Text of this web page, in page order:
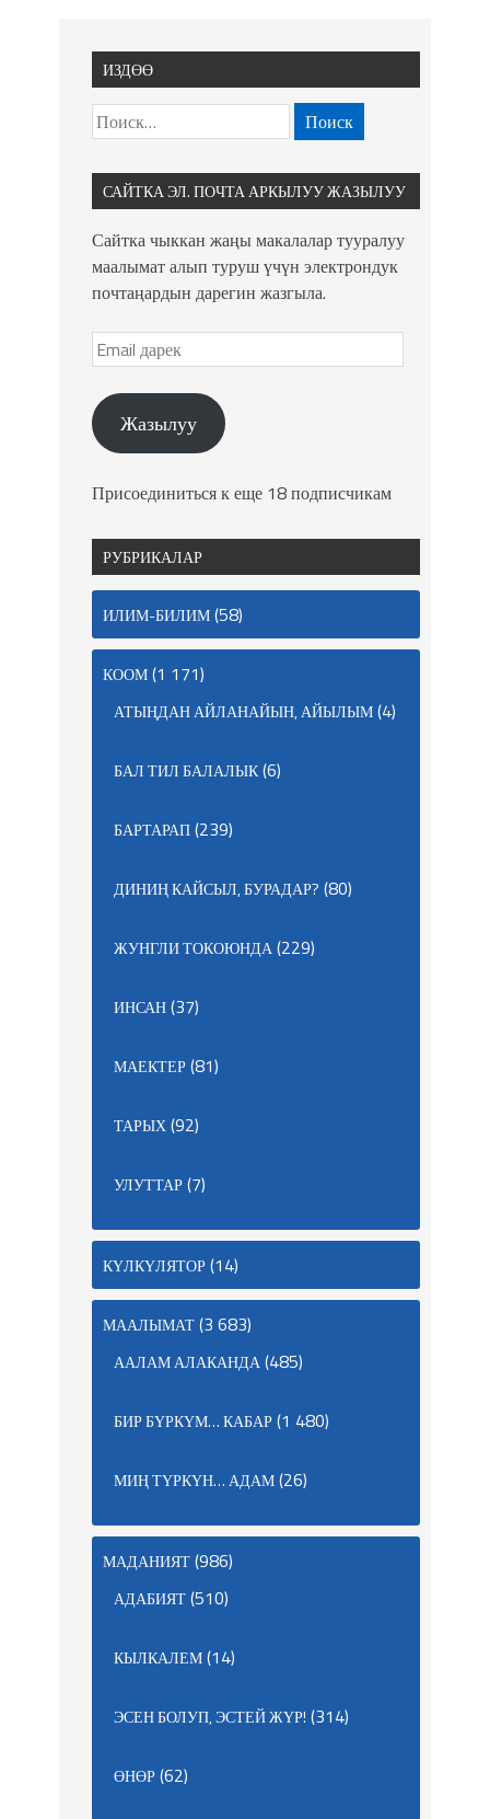
ИЗДӨӨ
САЙТКА ЭЛ. ПОЧТА АРКЫЛУУ ЖАЗЫЛУУ
Сайтка чыккан жаңы макалалар тууралуу
маалымат алып туруш үчүн электрондук
почтаңардын дарегин жазгыла.
Жазылуу
Присоединиться к еще 18 подписчикам
РУБРИКАЛАР
ИЛИМ-БИЛИМ(58)
КООМ(1 171)
АТЫҢДАН АЙЛАНАЙЫН, АЙЫЛЫМ(4)
БАЛ ТИЛ БАЛАЛЫК(6)
БАРТАРАП(239)
ДИНИҢ КАЙСЫЛ, БУРАДАР? (80)
ЖУНГЛИ ТОКОЮНДА(229)
ИНСАН(37)
МАЕКТЕР(81)
ТАРЫХ(92)
УЛУТТАР(7)
КҮЛКҮЛЯТОР(14)
МААЛЫМАТ(3 683)
ААЛАМ АЛАКАНДА(485)
БИР БҮРКҮМ… КАБАР(1 480)
МИҢ ТҮРКҮН… АДАМ(26)
МАДАНИЯТ(986)
АДАБИЯТ(510)
КЫЛКАЛЕМ(14)
ЭСЕН БОЛУП, ЭСТЕЙ ЖҮР! (314)
ӨНӨР(62)